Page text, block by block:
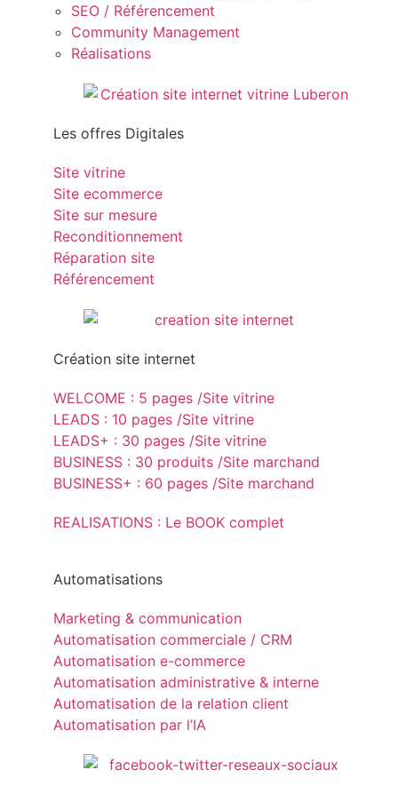
SEO / Référencement
Community Management
Réalisations
Les offres Digitales
Site vitrine
Site ecommerce
Site sur mesure
Reconditionnement
Réparation site
Référencement
Création site internet
WELCOME : 5 pages /Site vitrine
LEADS : 10 pages /Site vitrine
LEADS+ : 30 pages /Site vitrine
BUSINESS : 30 produits /Site marchand
BUSINESS+ : 60 pages /Site marchand
REALISATIONS : Le BOOK complet
Automatisations
Marketing & communication
Automatisation commerciale / CRM
Automatisation e-commerce
Automatisation administrative & interne
Automatisation de la relation client
Automatisation par l’IA